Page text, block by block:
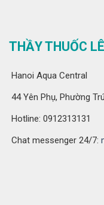
THẦY THUỐC
Hanoi Aqua Central
44 Yên Phụ, Phường
Hotline: 0912313131
Chat messenger 24/7: